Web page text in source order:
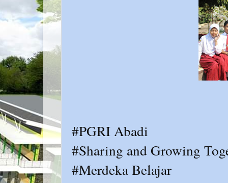
#PGRI Abadi
#Sharing and Growing
#Merdeka Belajar